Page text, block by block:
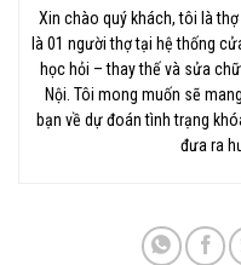
Xin chào quý khách, tôi là
là 01 người thợ tại hệ thống
học hỏi – thay thế và sửa
Nội. Tôi mong muốn sẽ
bạn về dự đoán tình trạng
đưa ra